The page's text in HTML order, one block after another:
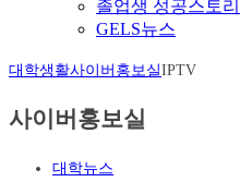
졸업생 성공스토리
GELS뉴스
대학생활사이버홍보실IPTV
사이버홍보실
대학뉴스